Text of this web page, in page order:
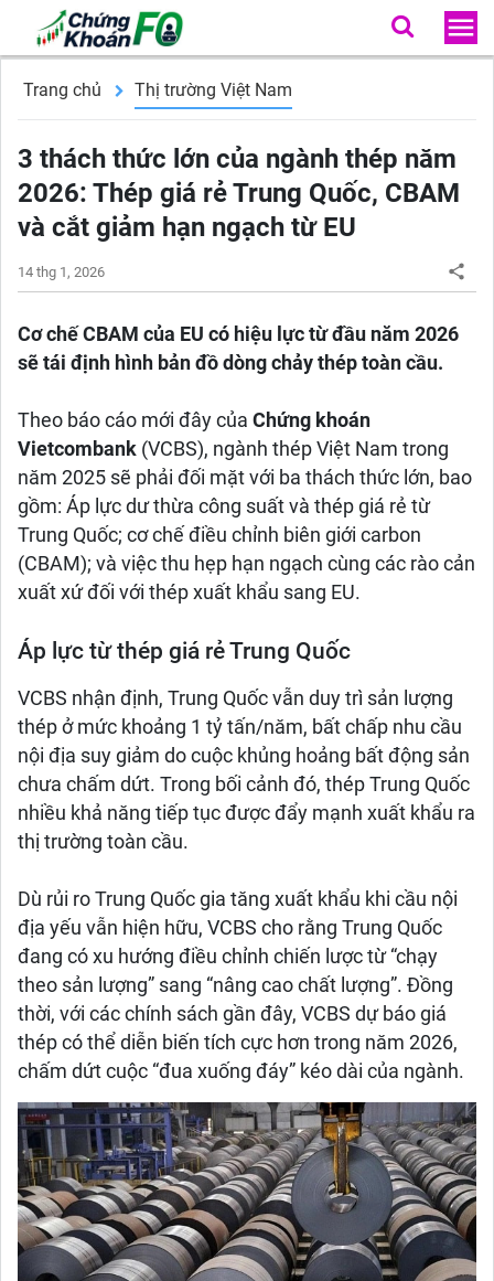
Trang chủ Thị trường Việt Nam
3 thách thức lớn của ngành thép năm
2026: Thép giá rẻ Trung Quốc, CBAM
và cắt giảm hạn ngạch từ EU
14 thg 1, 2026
Cơ chế CBAM của EU có hiệu lực từ đầu năm 2026
sẽ tái định hình bản đồ dòng chảy thép toàn cầu.
Theo báo cáo mới đây của Chứng khoán
Vietcombank (VCBS), ngành thép Việt Nam trong
năm 2025 sẽ phải đối mặt với ba thách thức lớn, bao
gồm: Áp lực dư thừa công suất và thép giá rẻ từ
Trung Quốc; cơ chế điều chỉnh biên giới carbon
(CBAM); và việc thu hẹp hạn ngạch cùng các rào cản
xuất xứ đối với thép xuất khẩu sang EU.
Áp lực từ thép giá rẻ Trung Quốc
VCBS nhận định, Trung Quốc vẫn duy trì sản lượng
thép ở mức khoảng 1 tỷ tấn/năm, bất chấp nhu cầu
nội địa suy giảm do cuộc khủng hoảng bất động sản
chưa chấm dứt. Trong bối cảnh đó, thép Trung Quốc
nhiều khả năng tiếp tục được đẩy mạnh xuất khẩu ra
thị trường toàn cầu.
Dù rủi ro Trung Quốc gia tăng xuất khẩu khi cầu nội
địa yếu vẫn hiện hữu, VCBS cho rằng Trung Quốc
đang có xu hướng điều chỉnh chiến lược từ “chạy
theo sản lượng” sang “nâng cao chất lượng”. Đồng
thời, với các chính sách gần đây, VCBS dự báo giá
thép có thể diễn biến tích cực hơn trong năm 2026,
chấm dứt cuộc “đua xuống đáy” kéo dài của ngành.